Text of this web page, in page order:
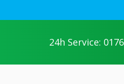
24h Service: